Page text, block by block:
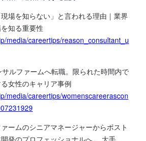
場を知らない」と言われる理由｜業界
知る重要性
media/careertips/reason_consultant_u
サルファームへ転職。限られた時間内で
女性のキャリア事例
media/careertips/womenscareerascon
ァームのシニアマネージャーからポスト
発のプロフェッショナルへ。 大手、